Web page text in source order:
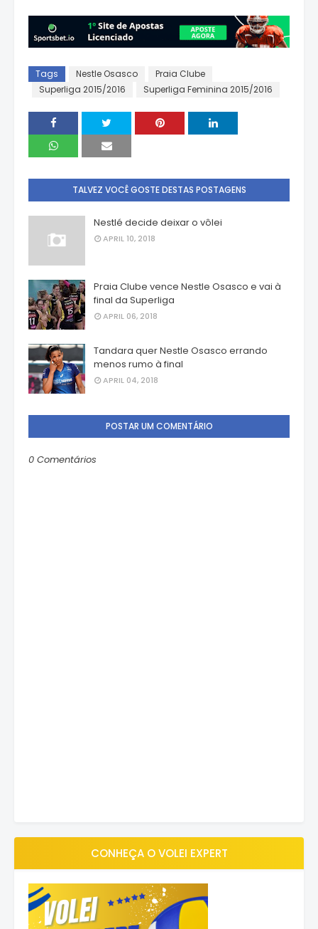
Tags Nestle Osasco
Praia Clube
Superliga 2015/2016
Superliga Feminina 2015/2016
TALVEZ VOCÊ GOSTE DESTAS POSTAGENS
Nestlé decide deixar o vôlei
APRIL 10, 2018
Praia Clube vence Nestle Osasco e vai à
final da Superliga
APRIL 06, 2018
Tandara quer Nestle Osasco errando
menos rumo à final
APRIL 04, 2018
POSTAR UM COMENTÁRIO
0 Comentários
CONHEÇA O VOLEI EXPERT